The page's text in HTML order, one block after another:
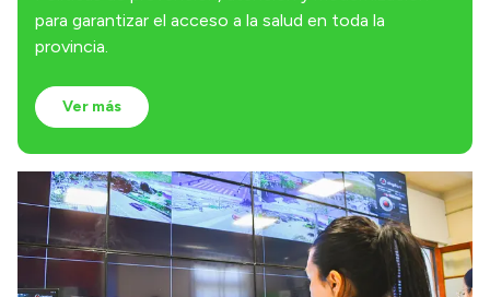
para garantizar el acceso a la salud en toda la
provincia.
Ver más